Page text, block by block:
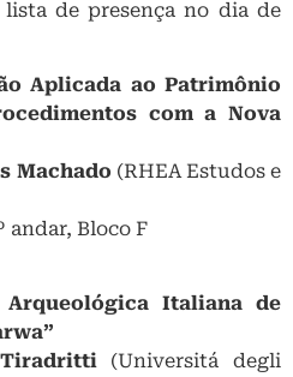
de presença no dia de
Aplicada ao Patrimônio
com a Nova
Machado (RHEA Estudos e
andar, Bloco F
Italiana de
(Universitá degli